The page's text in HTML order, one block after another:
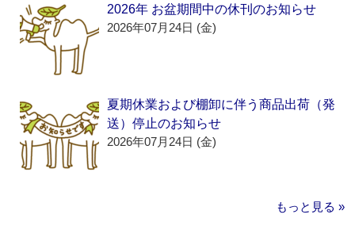
2026年 お盆期間中の休刊のお知らせ
2026年07月24日 (金)
夏期休業および棚卸に伴う商品出荷（発
送）停止のお知らせ
2026年07月24日 (金)
もっと見る »